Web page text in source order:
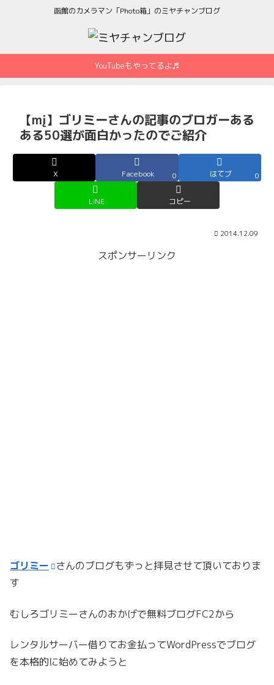
函館のカメラマン「Photo箱」のミヤチャンブログ
YouTubeもやってるよ♬
【mį】ゴリミーさんの記事のブロガーある
ある50選が面白かったのでご紹介
X Facebook 0 はてブ 0
LINE コピー
2014.12.09
スポンサーリンク
ゴリミー
さんのブログもずっと拝見させて頂いておりま
す
むしろゴリミーさんのおかげで無料ブログFC2から
レンタルサーバー借りてお金払ってWordPressでブログ
を本格的に始めてみようと